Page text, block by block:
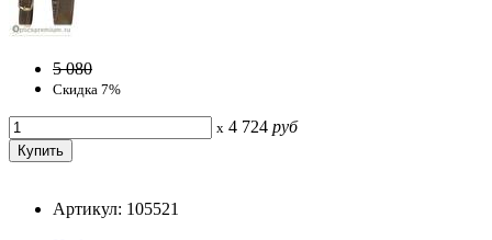
5 080
Скидка 7%
x 4 724 руб
Артикул: 105521